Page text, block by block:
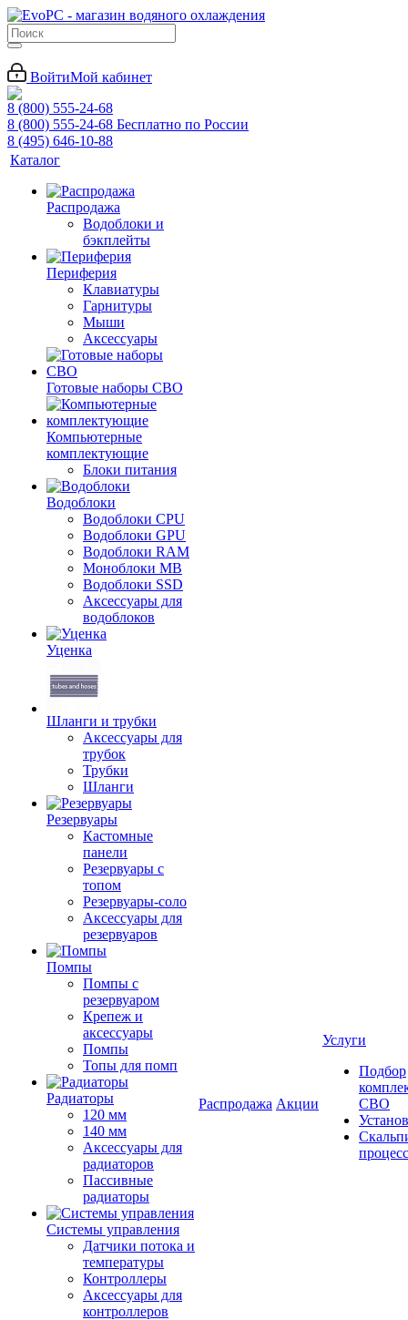
ВойтиМой кабинет
8 (800) 555-24-68
8 (800) 555-24-68 Бесплатно по России
8 (495) 646-10-88
Каталог
Распродажа
Водоблоки и
бэкплейты
Периферия
Клавиатуры
Гарнитуры
Мыши
Аксессуары
Готовые наборы СВО
Компьютерные
комплектующие
Блоки питания
Водоблоки
Водоблоки CPU
Водоблоки GPU
Водоблоки RAM
Моноблоки MB
Водоблоки SSD
Аксессуары для
водоблоков
Уценка
Шланги и трубки
Аксессуары для
трубок
Трубки
Шланги
Резервуары
Кастомные
панели
Резервуары с
топом
Резервуары-соло
Аксессуары для
резервуаров
Помпы
Помпы с
резервуаром
Крепеж и
аксессуары
Помпы
Топы для помп
Радиаторы
120 мм
140 мм
Аксессуары для
радиаторов
Пассивные
радиаторы
Системы управления
Датчики потока и
температуры
Контроллеры
Аксессуары для
контроллеров
Распродажа Акции
Услуги
Подбор
СВО